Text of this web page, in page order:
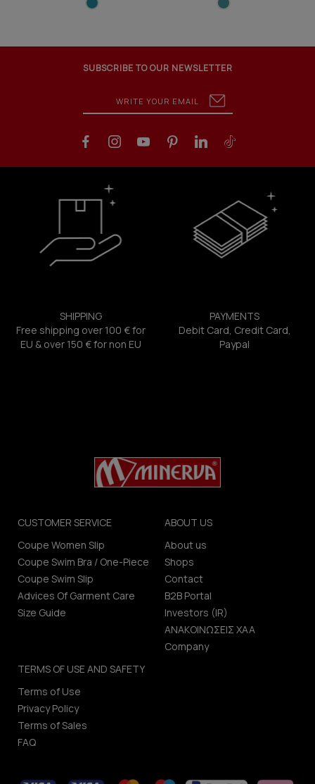
SUBSCRIBE TO OUR NEWSLETTER
SHIPPING
Free shipping over 100 € for
EU & over 150 € for non EU
PAYMENTS
Debit Card, Credit Card,
Paypal
CUSTOMER SERVICE
Coupe Women Slip
Coupe Swim Bra / One-Piece
Coupe Swim Slip
Advices Of Garment Care
Size Guide
ABOUT US
About us
Shops
Contact
B2B Portal
Investors (IR)
ΑΝΑΚΟΙΝΩΣΕΙΣ ΧΑΑ
Company
TERMS OF USE AND SAFETY
Terms of Use
Privacy Policy
Terms of Sales
FAQ